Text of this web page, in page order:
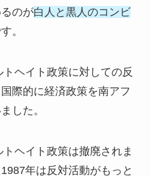
のが白人と黒人のコンビ
。
ヘイト政策に対しての反
際的に経済政策を南アフ
した。
ヘイト政策は撤廃されま
年は反対活動がもっと